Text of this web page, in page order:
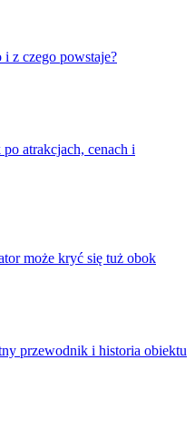
z czego powstaje?
atrakcjach, cenach i
może kryć się tuż obok
przewodnik i historia obiektu